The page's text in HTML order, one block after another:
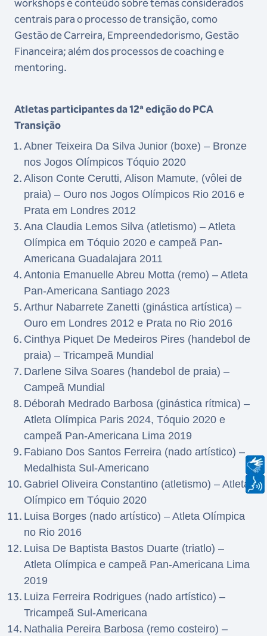
workshops e conteúdo sobre temas considerados
centrais para o processo de transição, como
Gestão de Carreira, Empreendedorismo, Gestão
Financeira; além dos processos de coaching e
mentoring.
Atletas participantes da 12ª edição do PCA
Transição
Abner Teixeira Da Silva Junior (boxe) – Bronze
nos Jogos Olímpicos Tóquio 2020
Alison Conte Cerutti, Alison Mamute, (vôlei de
praia) – Ouro nos Jogos Olímpicos Rio 2016 e
Prata em Londres 2012
Ana Claudia Lemos Silva (atletismo) – Atleta
Olímpica em Tóquio 2020 e campeã Pan-
Americana Guadalajara 2011
Antonia Emanuelle Abreu Motta (remo) – Atleta
Pan-Americana Santiago 2023
Arthur Nabarrete Zanetti (ginástica artística) –
Ouro em Londres 2012 e Prata no Rio 2016
Cinthya Piquet De Medeiros Pires (handebol de
praia) – Tricampeã Mundial
Darlene Silva Soares (handebol de praia) –
Campeã Mundial
Déborah Medrado Barbosa (ginástica rítmica) –
Atleta Olímpica Paris 2024, Tóquio 2020 e
campeã Pan-Americana Lima 2019
Fabiano Dos Santos Ferreira (nado artístico) –
Medalhista Sul-Americano
Gabriel Oliveira Constantino (atletismo) – Atleta
Olímpico em Tóquio 2020
Luisa Borges (nado artístico) – Atleta Olímpica
no Rio 2016
Luisa De Baptista Bastos Duarte (triatlo) –
Atleta Olímpica e campeã Pan-Americana Lima
2019
Luiza Ferreira Rodrigues (nado artístico) –
Tricampeã Sul-Americana
Nathalia Pereira Barbosa (remo costeiro) –